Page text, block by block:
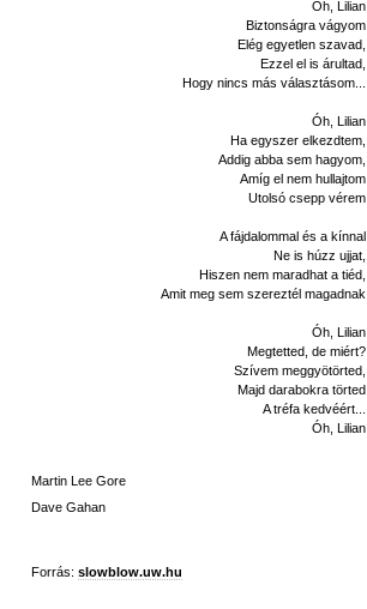
Óh, Lilian
Biztonságra vágyom
Elég egyetlen szavad,
Ezzel el is árultad,
Hogy nincs más választásom...
Óh, Lilian
Ha egyszer elkezdtem,
Addig abba sem hagyom,
Amíg el nem hullajtom
Utolsó csepp vérem
A fájdalommal és a kínnal
Ne is húzz ujjat,
Hiszen nem maradhat a tiéd,
Amit meg sem szereztél magadnak
Óh, Lilian
Megtetted, de miért?
Szívem meggyötörted,
Majd darabokra törted
A tréfa kedvéért...
Óh, Lilian
Martin Lee Gore
Dave Gahan
Forrás: slowblow.uw.hu